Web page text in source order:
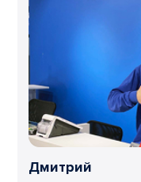
Дмитрий